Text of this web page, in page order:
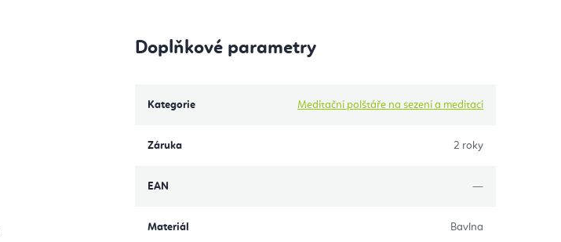
Doplňkové parametry
Kategorie Meditační polštáře na sezení a meditaci
Záruka 2 roky
EAN —
Materiál Bavlna